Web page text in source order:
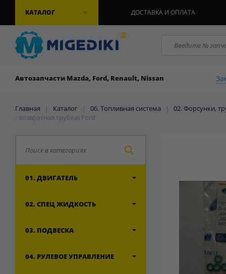
КАТАЛОГ ДОСТАВКА И ОПЛАТА
Автозапчасти Mazda, Ford, Renault, Nissan
Главная | Каталог | 06. Топливная система | 02. Форсунки,
- возвратная трубка) Ford
01. ДВИГАТЕЛЬ
02. СПЕЦ ЖИДКОСТЬ
03. ПОДВЕСКА
04. РУЛЕВОЕ УПРАВЛЕНИЕ